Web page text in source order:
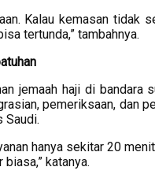
Kalau kemasan tidak
tertunda,” tambahnya.
jemaah haji di
pemeriksaan, dan
Saudi.
hanya sekitar 20
katanya.